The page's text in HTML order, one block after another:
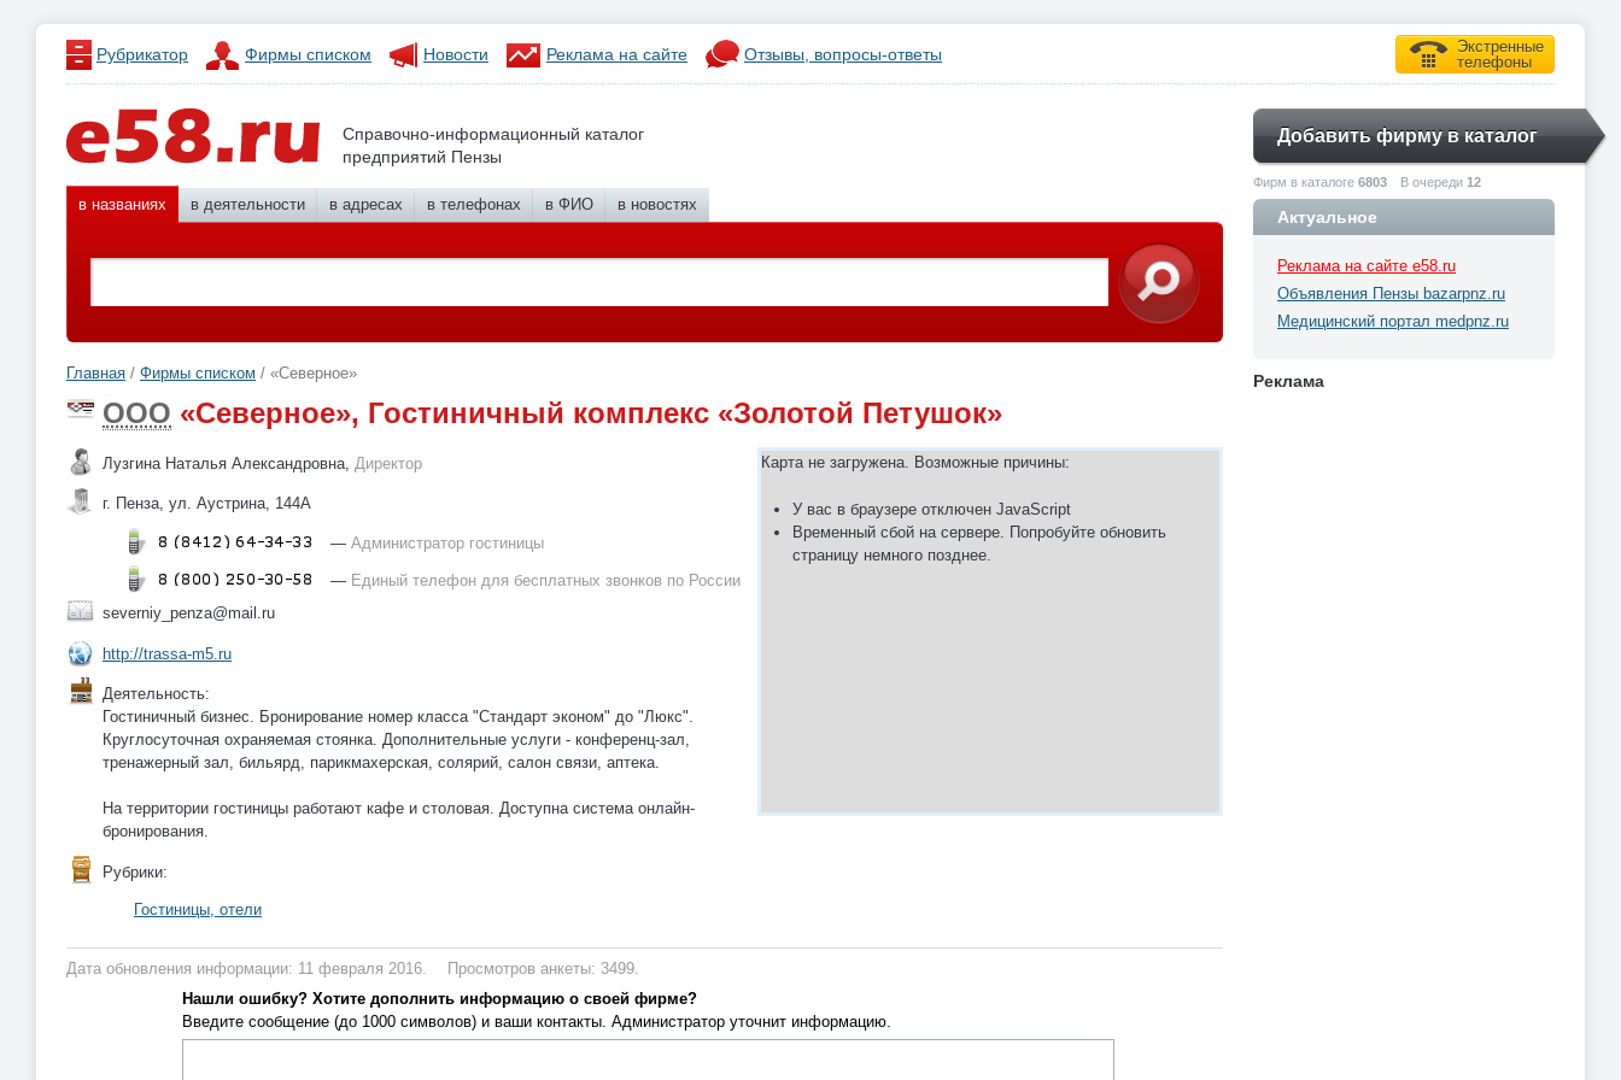
Рубрикатор Фирмы списком Новости Реклама на сайте Отзывы, вопросы-ответы
Экстренные
телефоны
Справочно-информационный каталог
предприятий Пензы
Добавить фирму в каталог
Фирм в каталоге 6803 В очереди 12
в названиях в деятельности в адресах в телефонах в ФИО в новостях
Главная / Фирмы списком / «Северное»
ООО «Северное», Гостиничный комплекс «Золотой Петушок»
Карта не загружена. Возможные причины:
У вас в браузере отключен JavaScript
Временный сбой на сервере. Попробуйте обновить
страницу немного позднее.
Лузгина Наталья Александровна, Директор
г. Пенза, ул. Аустрина, 144А
— Администратор гостиницы
— Единый телефон для бесплатных звонков по России
severniy_penza@mail.ru
http://trassa-m5.ru
Деятельность:
Гостиничный бизнес. Бронирование номер класса "Стандарт эконом" до "Люкс".
Круглосуточная охраняемая стоянка. Дополнительные услуги - конференц-зал,
тренажерный зал, бильярд, парикмахерская, солярий, салон связи, аптека.
На территории гостиницы работают кафе и столовая. Доступна система онлайн-
бронирования.
Рубрики:
Гостиницы, отели
Дата обновления информации: 11 февраля 2016.
Просмотров анкеты: 3499.
Нашли ошибку? Хотите дополнить информацию о своей фирме?
Введите сообщение (до 1000 символов) и ваши контакты. Администратор уточнит информацию.
Актуальное
Реклама на сайте e58.ru
Объявления Пензы bazarpnz.ru
Медицинский портал medpnz.ru
Реклама